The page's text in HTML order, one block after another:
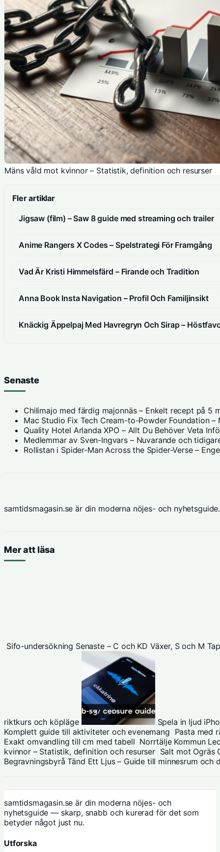
Mäns våld mot kvinnor – Statistik, definition och resurser
Fler artiklar
Jigsaw (film) – Saw 8 guide med streaming och trailer
Anime Rangers X Codes – Spelstrategi För Framgång
Vad Är Kristi Himmelsfärd – Firande och Tradition
Anna Book Insta Navigation – Profil Och Familjinsikt
Knäckig Äppelpaj Med Havregryn Och Sirap –
Senaste
Chilimajo med färdig majonnäs – Enkelt recept på 5
Mac Studio Fix Tech Cream-to-Powder Foundation
Quality Hotel Arlanda XPO – Allt Du Behöver Veta
Medlemmar av Sven-Ingvars – Nuvarande och
Rollistan i Spider-Man Across the Spider-Verse –
samtidsmagasin.se är din moderna nöjes- och
Mer att läsa
Sifo-undersökning Senaste – C och KD Växer, S och M
riktkurs och köpläge
Spela in ljud
Komplett guide till aktiviteter och evenemang Pasta med
Exakt omvandling till cm med tabell Norrtälje Kommun
kvinnor – Statistik, definition och resurser Salt mot Ogräs
Begravningsbyrå Tänd Ett Ljus – Guide till minnesrum och
samtidsmagasin.se är din moderna nöjes- och
nyhetsguide — skarp, snabb och kurerad för det som
betyder något just nu.
Utforska